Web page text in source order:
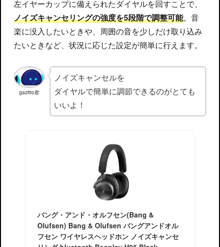
左イヤーカップに備えられたダイヤルを回すことで、
ノイズキャンセリングの強度を5段階で調整可能。音
楽に没入したいときや、周囲の音を少しだけ取り込み
たいときなど、状況に応じた設定が簡単に行えます。
gazitto君
ノイズキャンセルを
ダイヤルで簡単に調節できるのがとても
いいよ！
バング・アンド・オルフセン(Bang &
Olufsen) Bang & Olufsen バングアンドオル
フセン ワイヤレスヘッドホン ノイズキャンセ